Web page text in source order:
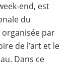
end, est
du
par
de l’art et le
Dans ce